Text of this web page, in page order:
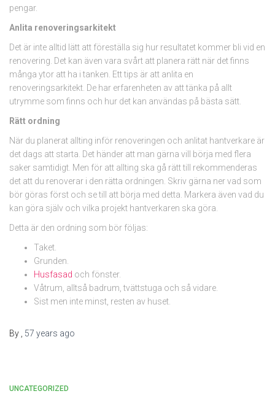
pengar.
Anlita renoveringsarkitekt
Det är inte alltid lätt att föreställa sig hur resultatet kommer bli vid en
renovering. Det kan även vara svårt att planera rätt när det finns
många ytor att ha i tanken. Ett tips är att anlita en
renoveringsarkitekt. De har erfarenheten av att tänka på allt
utrymme som finns och hur det kan användas på bästa sätt.
Rätt ordning
När du planerat allting inför renoveringen och anlitat hantverkare är
det dags att starta. Det händer att man gärna vill börja med flera
saker samtidigt. Men för att allting ska gå rätt till rekommenderas
det att du renoverar i den rätta ordningen. Skriv gärna ner vad som
bör göras först och se till att börja med detta. Markera även vad du
kan göra själv och vilka projekt hantverkaren ska göra.
Detta är den ordning som bör följas:
Taket.
Grunden.
Husfasad och fönster.
Våtrum, alltså badrum, tvättstuga och så vidare.
Sist men inte minst, resten av huset.
By 57 years ago
UNCATEGORIZED